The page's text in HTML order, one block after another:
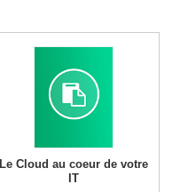
Le Cloud au coeur de votre
IT